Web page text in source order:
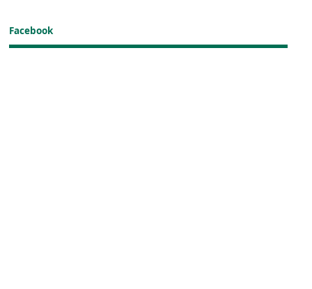
Facebook